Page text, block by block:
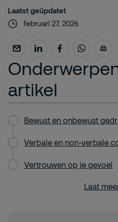
Laatst geüpdatet
februari 27, 2026
artikel
Bewust en onbewust
Verbale en non-verbale
Vertrouwen op je gevoel
Laat